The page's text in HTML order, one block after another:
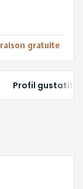
gratuite
Profil gustatif